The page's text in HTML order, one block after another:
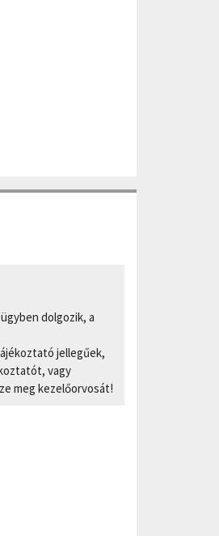
dolgozik, a
jellegűek,
vagy
meg kezelőorvosát!